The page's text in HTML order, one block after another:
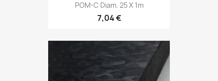
POM-C Diam. 25 X 1m
7,04 €